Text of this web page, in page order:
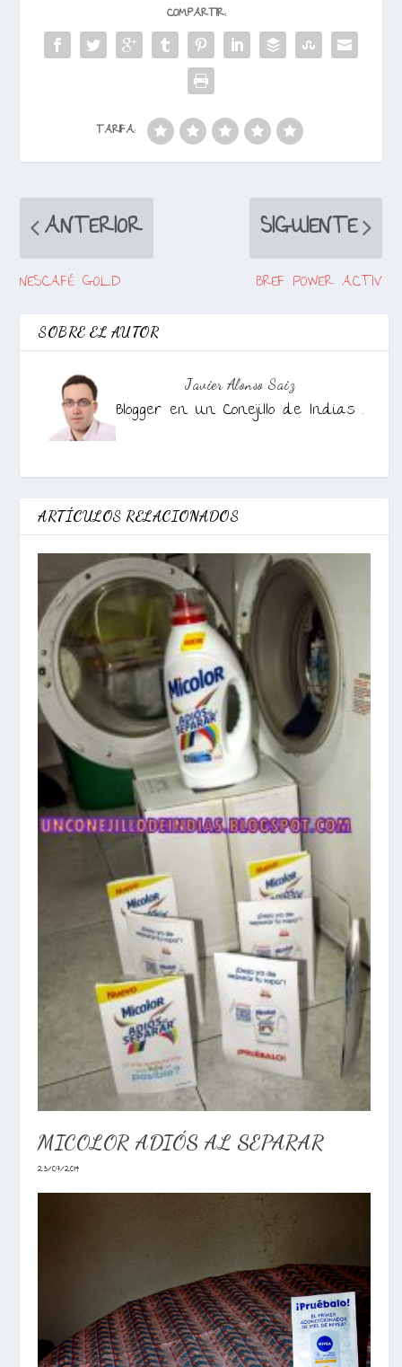
COMPARTIR:
TARIFA:
ANTERIOR
NESCAFÉ GOLD
SIGUIENTE
BREF POWER ACTIV
SOBRE EL AUTOR
Javier Alonso Saiz
Blogger en Un Conejillo de Indias .
ARTÍCULOS RELACIONADOS
MICOLOR ADIÓS AL SEPARAR
23/07/2014